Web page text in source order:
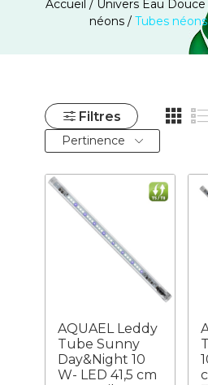
Accueil Univers Eau Douce
néons
Tubes
Filtres
Pertinence
AQUAEL Leddy
Tube Sunny
Day&Night 10
W- LED 41,5 cm